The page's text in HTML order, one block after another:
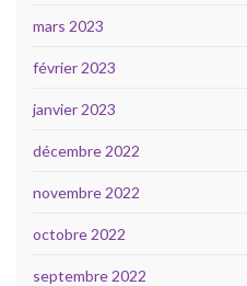
mars 2023
février 2023
janvier 2023
décembre 2022
novembre 2022
octobre 2022
septembre 2022